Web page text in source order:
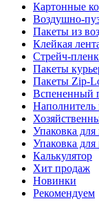
Картонные
Воздушно-
Пакеты из
Клейкая
Стрейч-
Пакеты
Пакеты Zip-
Вспененный
Наполнитель
Упаковка для
Упаковка для
Калькулятор
Хит продаж
Новинки
Рекомендуем